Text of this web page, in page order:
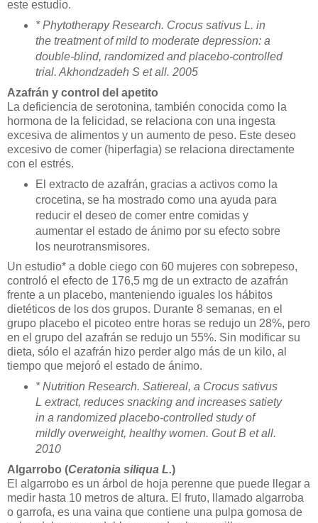
este estudio.
* Phytotherapy Research. Crocus sativus L. in
the treatment of mild to moderate depression: a
double‐blind, randomized and placebo‐controlled
trial. Akhondzadeh S et all. 2005
Azafrán y control del apetito
La deficiencia de serotonina, también conocida como la
hormona de la felicidad, se relaciona con una ingesta
excesiva de alimentos y un aumento de peso. Este deseo
excesivo de comer (hiperfagia) se relaciona directamente
con el estrés.
El extracto de azafrán, gracias a activos como la
crocetina, se ha mostrado como una ayuda para
reducir el deseo de comer entre comidas y
aumentar el estado de ánimo por su efecto sobre
los neurotransmisores.
Un estudio* a doble ciego con 60 mujeres con sobrepeso,
controló el efecto de 176,5 mg de un extracto de azafrán
frente a un placebo, manteniendo iguales los hábitos
dietéticos de los dos grupos. Durante 8 semanas, en el
grupo placebo el picoteo entre horas se redujo un 28%, pero
en el grupo del azafrán se redujo un 55%. Sin modificar su
dieta, sólo el azafrán hizo perder algo más de un kilo, al
tiempo que mejoró el estado de ánimo.
* Nutrition Research. Satiereal, a Crocus sativus
L extract, reduces snacking and increases satiety
in a randomized placebo‐controlled study of
mildly overweight, healthy women. Gout B et all.
2010
Algarrobo (Ceratonia siliqua L.)
El algarrobo es un árbol de hoja perenne que puede llegar a
medir hasta 10 metros de altura. El fruto, llamado algarroba
o garrofa, es una vaina que contiene una pulpa gomosa de